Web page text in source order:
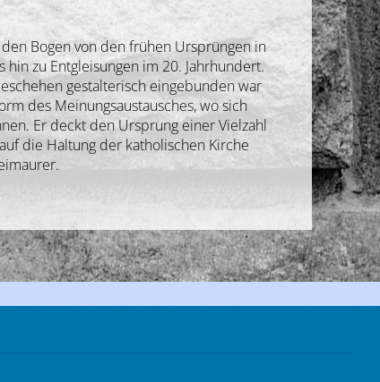
Bogen von den frühen Ursprüngen in
zu Entgleisungen im 20. Jahrhundert.
gestalterisch eingebunden war
des Meinungsaustausches, wo sich
Er deckt den Ursprung einer Vielzahl
die Haltung der katholischen Kirche